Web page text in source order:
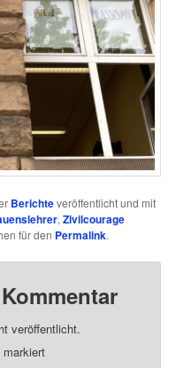
Berichteveröffentlicht und mit
,Zivilcourage
für den Permalink.
veröffentlicht.
markiert